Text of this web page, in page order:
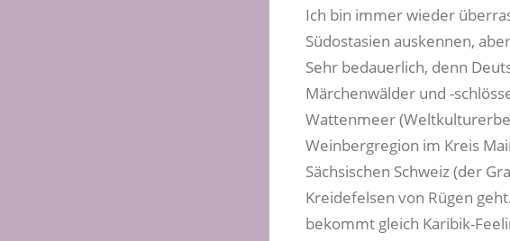
Ich bin immer wieder
Südostasien auskennen,
Sehr bedauerlich, denn
Märchenwälder und -
Wattenmeer (Weltkulturerbe
Weinbergregion im Kreis
Sächsischen Schweiz (der
Kreidefelsen von Rügen
bekommt gleich Karibik-